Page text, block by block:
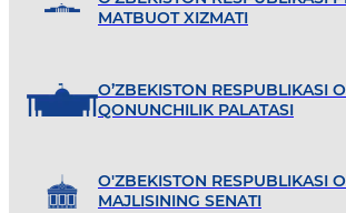
MATBUOT XIZMATI
O’ZBEKISTON RESPUBLIKASI
QONUNCHILIK PALATASI
O'ZBEKISTON RESPUBLIKASI
MAJLISINING SENATI